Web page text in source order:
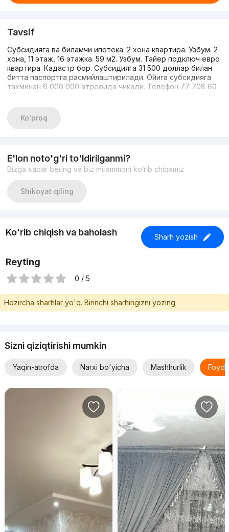
Tavsif
Субсидияга ва биламчи ипотека. 2 хона квартира. Узбум. 2
хона, 11 этаж, 16 этажка. 59 м2. Узбум. Тайер подключ евро
квартира. Кадастр бор. Субсидияга 31 500 доллар билан
битта паспортга расмийлаштирилади. Ойига субсидияга
тахминан 6 000 000 атрофида чикади. Телефон 77 708 60
77
Ko'proq
E'lon noto'g'ri to'ldirilganmi?
Bizga xabar bering va biz muammoni ko‘rib chiqamiz
Shikoyat qiling
Ko'rib chiqish va baholash Sharh yozish
Reyting
0 / 5
Hozircha sharhlar yo'q. Birinchi sharhingizni yozing
Sizni qiziqtirishi mumkin
Yaqin-atrofda Narxi bo'yicha Mashhurlik